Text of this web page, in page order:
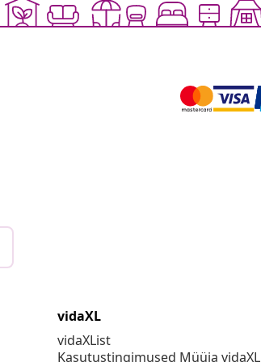
vidaXL
vidaXList
Kasutustingimused Müüja vidaXL